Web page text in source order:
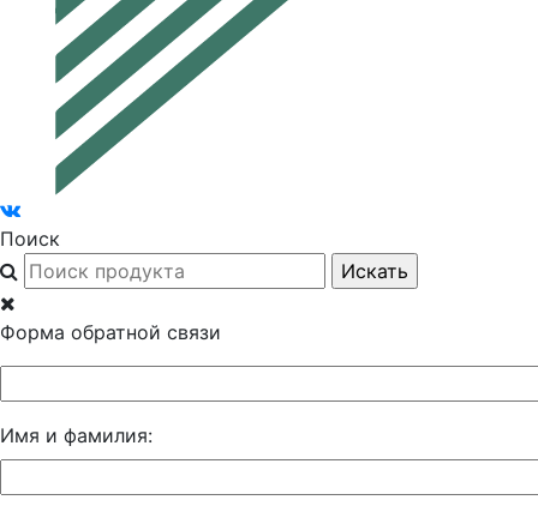
Поиск
Форма обратной связи
Имя и фамилия: